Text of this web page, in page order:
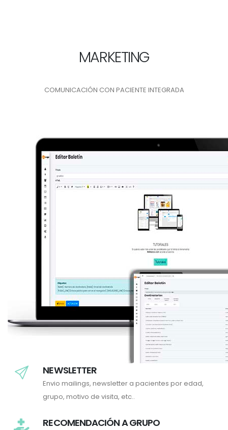
MARKETING
COMUNICACIÓN CON PACIENTE INTEGRADA
NEWSLETTER
Envio mailings, newsletter a pacientes por edad,
grupo, motivo de visita, etc..
RECOMENDACIÓN A GRUPO